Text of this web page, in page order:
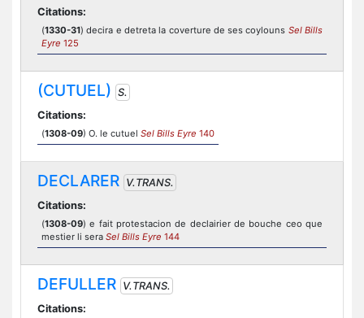
Citations:
(1330-31) decira e detreta la coverture de ses coylouns Sel Bills
Eyre 125
(CUTUEL) S.
Citations:
(1308-09) O. le cutuel Sel Bills Eyre 140
DECLARER V.TRANS.
Citations:
(1308-09) e fait protestacion de declairier de bouche ceo que
mestier li sera Sel Bills Eyre 144
DEFULLER V.TRANS.
Citations: